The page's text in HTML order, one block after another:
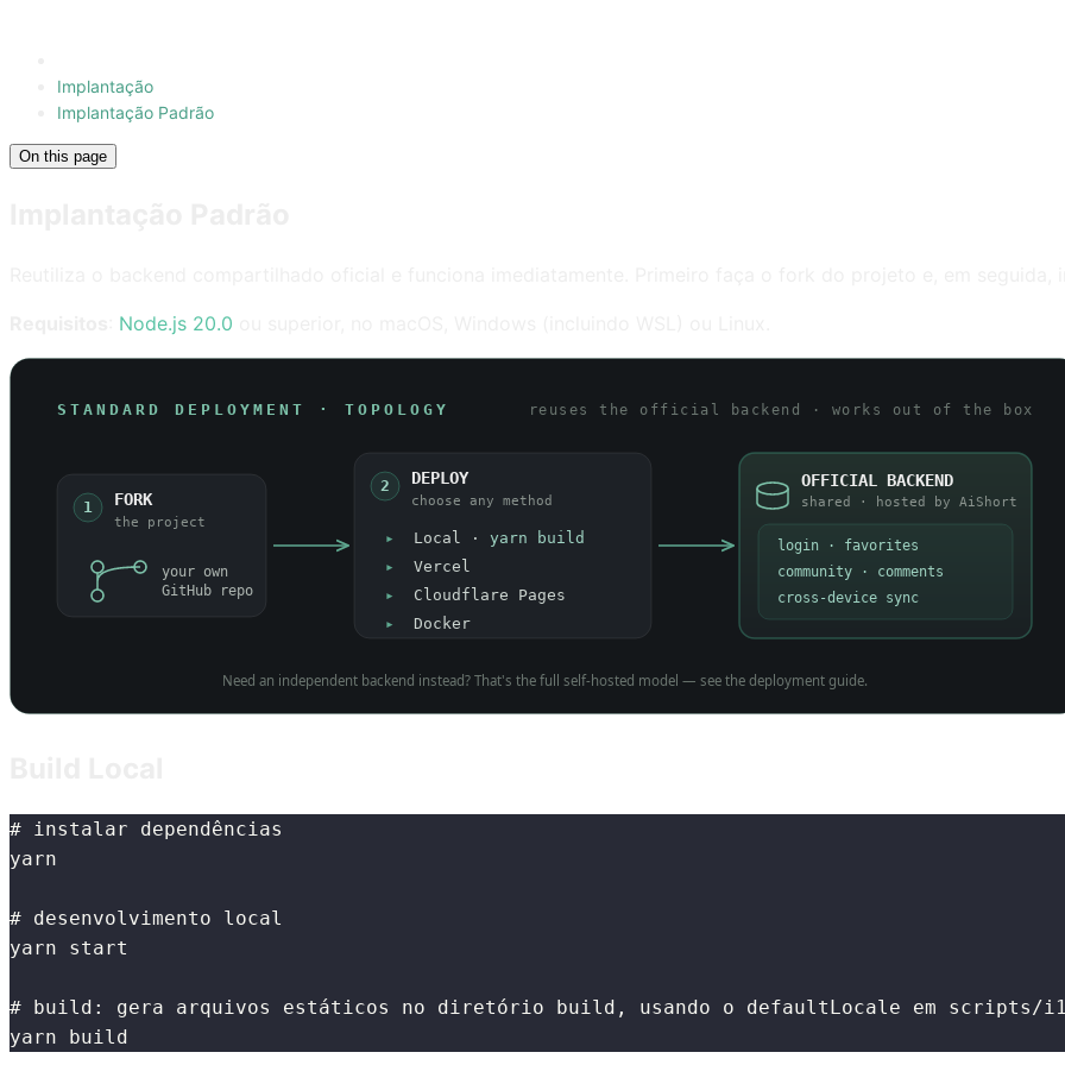
Implantação
Implantação Padrão
On this page
Node.js 20.0
# instalar dependências
yarn
# desenvolvimento local
yarn start
# build: gera arquivos estáticos no diretório build, usando o defaultLocale em scripts/
yarn build